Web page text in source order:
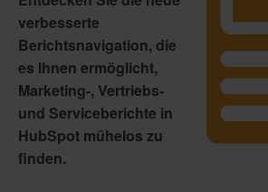
verbesserte
Berichtsnavigation, die
es Ihnen ermöglicht,
Marketing-, Vertriebs-
und Serviceberichte in
HubSpot mühelos zu
finden.